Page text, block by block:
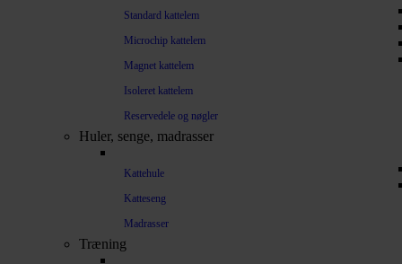
Standard kattelem
Microchip kattelem
Magnet kattelem
Isoleret kattelem
Reservedele og nøgler
Huler, senge, madrasser
Kattehule
Katteseng
Madrasser
Træning